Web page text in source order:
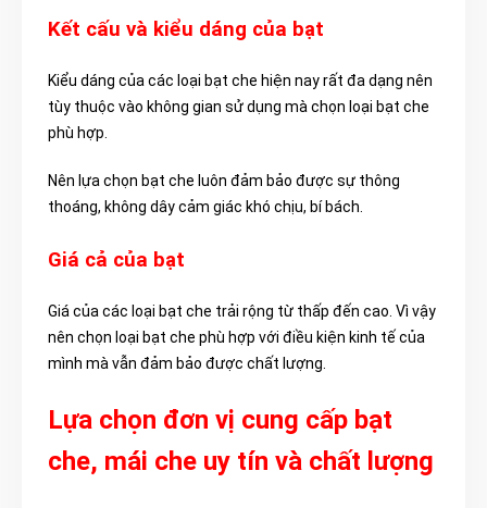
Kết cấu và kiểu dáng của bạt
Kiểu dáng của các loại bạt che hiện nay rất đa dạng nên
tùy thuộc vào không gian sử dụng mà chọn loại bạt che
phù hợp.
Nên lựa chọn bạt che luôn đảm bảo được sự thông
thoáng, không dây cảm giác khó chịu, bí bách.
Giá cả của bạt
Giá của các loại bạt che trải rộng từ thấp đến cao. Vì vậy
nên chọn loại bạt che phù hợp với điều kiện kinh tế của
mình mà vẫn đảm bảo được chất lượng.
Lựa chọn đơn vị cung cấp bạt
che, mái che uy tín và chất lượng